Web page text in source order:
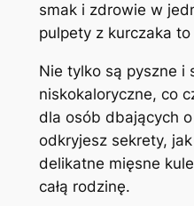
smak i zdrowie w
pulpety z kurczaka
Nie tylko są pyszne i
niskokaloryczne, co
dla osób dbających
odkryjesz sekrety,
delikatne mięsne
całą rodzinę.